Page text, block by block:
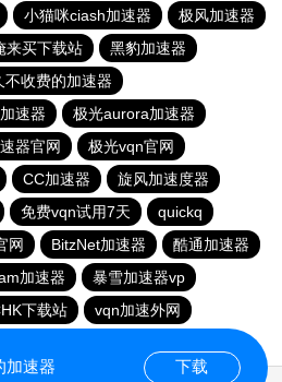
小猫咪ciash加速器
极风加速器
来买下载站
黑豹加速器
不收费的加速器
速器
极光aurora加速器
器官网
极光vqn官网
CC加速器
旋风加速度器
免费vqn试用7天
quickq
网 BitzNet加速器
酷通加速器
加速器
暴雪加速器vp
下载站
vqn加速外网
加速器 下载